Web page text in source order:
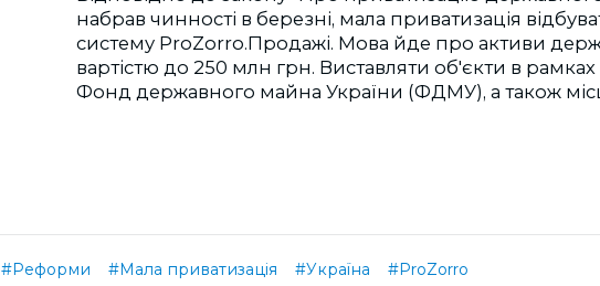
набрав чинності в березні, мала приватизація
систему ProZorro.Продажі. Мова йде про активи
вартістю до 250 млн грн. Виставляти об'єкти в рамках
Фонд державного майна України (ФДМУ), а також
#Реформи #Мала приватизація #Україна #ProZorro